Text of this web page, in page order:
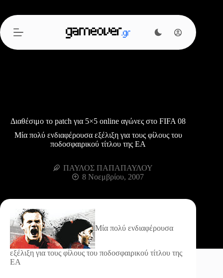
περιεχόμενο
Διαθέσιμο το patch για 5×5 online αγώνες στο FIFA 08
Μία πολύ ενδιαφέρουσα εξέλιξη για τους φίλους του
ποδοσφαιρικού τίτλου της ΕΑ
ΠΑΥΛΟΣ ΠΑΠΑΠΑΥΛΟΥ
8 Νοεμβρίου, 2007
Μία πολύ ενδιαφέρουσα
εξέλιξη για τους φίλους του ποδοσφαιρικού τίτλου της
ΕΑ